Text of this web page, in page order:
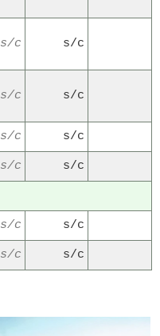
s/c s/c
s/c s/c
s/c s/c
s/c s/c
s/c s/c
s/c s/c